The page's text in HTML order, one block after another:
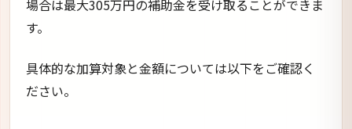
子育て世帯加算
義務教育終了前の子が1人（※1）
25万円
（※2)